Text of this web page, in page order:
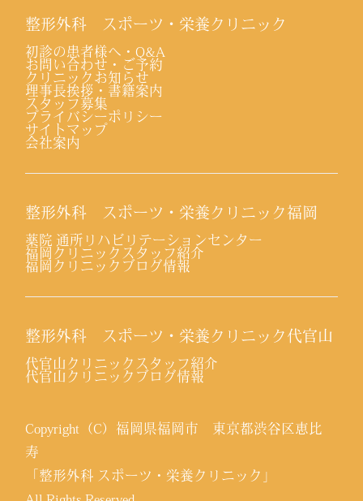
整形外科 スポーツ・栄養クリニック
初診の患者様へ・Q&A
お問い合わせ・ご予約
クリニックお知らせ
理事長挨拶・書籍案内
スタッフ募集
プライバシーポリシー
サイトマップ
会社案内
整形外科 スポーツ・栄養クリニック福岡
薬院 通所リハビリテーションセンター
福岡クリニックスタッフ紹介
福岡クリニックブログ情報
整形外科 スポーツ・栄養クリニック代官山
代官山クリニックスタッフ紹介
代官山クリニックブログ情報
Copyright（C）福岡県福岡市 東京都渋谷区恵比
寿
「整形外科 スポーツ・栄養クリニック」